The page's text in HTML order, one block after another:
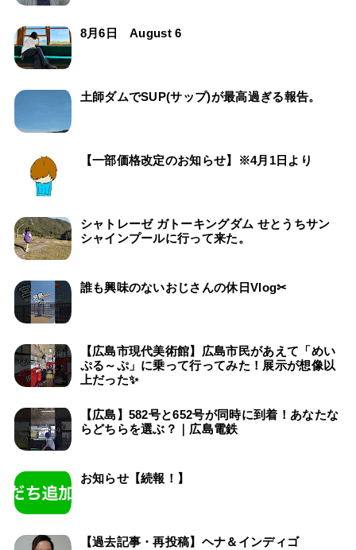
8月6日 August 6
土師ダムでSUP(サップ)が最高過ぎる報告。
【一部価格改定のお知らせ】※4月1日より
シャトレーゼ ガトーキングダム せとうちサン
シャインプールに行って来た。
誰も興味のないおじさんの休日Vlog✂
【広島市現代美術館】広島市民があえて「めい
ぷる～ぷ」に乗って行ってみた！展示が想像以
上だった✨
【広島】582号と652号が同時に到着！あなたな
らどちらを選ぶ？｜広島電鉄
お知らせ【続報！】
【過去記事・再投稿】ヘナ＆インディゴ